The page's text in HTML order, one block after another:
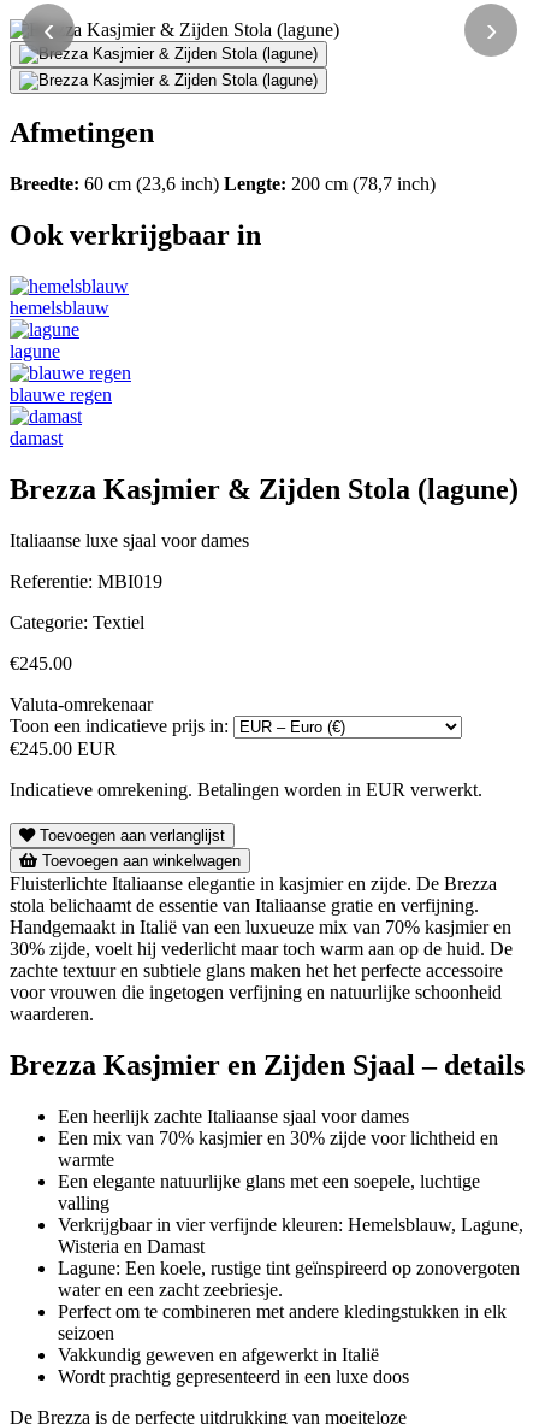
‹ ›
Afmetingen
Breedte: 60 cm (23,6 inch) Lengte: 200 cm (78,7 inch)
Ook verkrijgbaar in
hemelsblauw
lagune
blauwe regen
damast
Brezza Kasjmier & Zijden Stola (lagune)
Italiaanse luxe sjaal voor dames
Referentie: MBI019
Categorie: Textiel
€245.00
Valuta-omrekenaar
Toon een indicatieve prijs in:
€245.00 EUR
Indicatieve omrekening. Betalingen worden in EUR verwerkt.
Toevoegen aan verlanglijst
Toevoegen aan winkelwagen
Fluisterlichte Italiaanse elegantie in kasjmier en zijde. De Brezza
stola belichaamt de essentie van Italiaanse gratie en verfijning.
Handgemaakt in Italië van een luxueuze mix van 70% kasjmier en
30% zijde, voelt hij vederlicht maar toch warm aan op de huid. De
zachte textuur en subtiele glans maken het het perfecte accessoire
voor vrouwen die ingetogen verfijning en natuurlijke schoonheid
waarderen.
Brezza Kasjmier en Zijden Sjaal – details
Een heerlijk zachte Italiaanse sjaal voor dames
Een mix van 70% kasjmier en 30% zijde voor lichtheid en
warmte
Een elegante natuurlijke glans met een soepele, luchtige
valling
Verkrijgbaar in vier verfijnde kleuren: Hemelsblauw, Lagune,
Wisteria en Damast
Lagune: Een koele, rustige tint geïnspireerd op zonovergoten
water en een zacht zeebriesje.
Perfect om te combineren met andere kledingstukken in elk
seizoen
Vakkundig geweven en afgewerkt in Italië
Wordt prachtig gepresenteerd in een luxe doos
De Brezza is de perfecte uitdrukking van moeiteloze